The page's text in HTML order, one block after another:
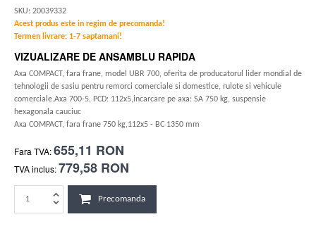
SKU: 20039332
Acest produs este in regim de precomanda!
Termen livrare: 1-7 saptamani!
VIZUALIZARE DE ANSAMBLU RAPIDA
Axa COMPACT, fara frane, model UBR 700, oferita de producatorul lider mondial de
tehnologii de sasiu pentru remorci comerciale si domestice, rulote si vehicule
comerciale.Axa 700-5, PCD: 112x5,incarcare pe axa: SA 750 kg, suspensie
hexagonala cauciuc
Axa COMPACT, fara frane 750 kg,112x5 - BC 1350 mm
Fara TVA:655,11 RON
TVA inclus:779,58 RON
Precomanda